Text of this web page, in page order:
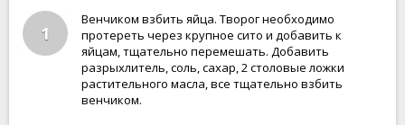
1
Венчиком взбить яйца. Творог необходимо
протереть через крупное сито и добавить к
яйцам, тщательно перемешать. Добавить
разрыхлитель, соль, сахар, 2 столовые ложки
растительного масла, все тщательно взбить
венчиком.